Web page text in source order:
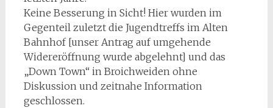
Keine Besserung in Sicht! Hier wurden im
Gegenteil zuletzt die Jugendtreffs im Alten
Bahnhof [unser Antrag auf umgehende
Widereröffnung wurde abgelehnt] und das
„Down Town“ in Broichweiden ohne
Diskussion und zeitnahe Information
geschlossen.